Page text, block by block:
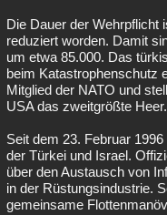
Die Dauer der Wehrpflicht
reduziert worden. Damit
um etwa 85.000. Das
beim Katastrophenschutz
Mitglied der NATO und
USA das zweitgrößte Heer.
Seit dem 23. Februar
der Türkei und Israel.
über den Austausch von
in der Rüstungsindustrie.
gemeinsame